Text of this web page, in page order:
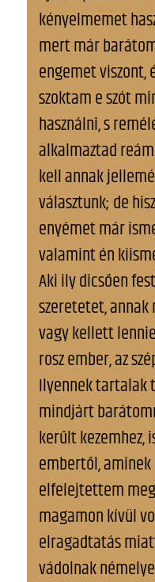
kényelmemet
mert már
engemet viszont,
szoktam e szót
használni, s
alkalmaztad
kell annak
választunk; de
enyémet már
valamint én
Aki ily dicsően
szeretetet,
vagy kellett
rosz ember, az
Ilyennek tartalak
mindjárt
kerűlt kezemhez,
embertől,
elfelejtettem
magamon kívül
elragadtatás
vádolnak